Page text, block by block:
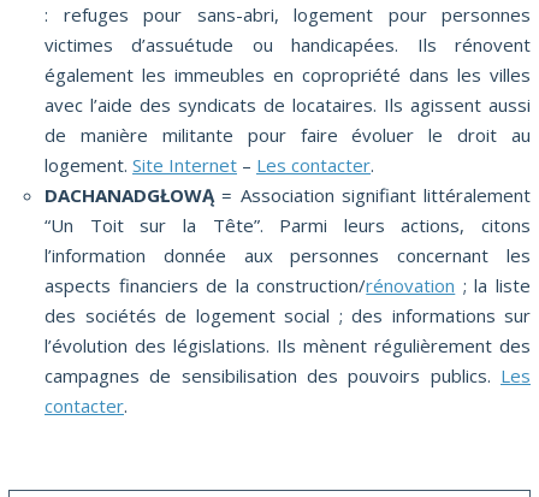
: refuges pour sans-abri, logement pour personnes
victimes d’assuétude ou handicapées. Ils rénovent
également les immeubles en copropriété dans les villes
avec l’aide des syndicats de locataires. Ils agissent aussi
de manière militante pour faire évoluer le droit au
logement. Site Internet – Les contacter.
DACHANADGŁOWĄ = Association signifiant littéralement
“Un Toit sur la Tête”. Parmi leurs actions, citons
l’information donnée aux personnes concernant les
aspects financiers de la construction/rénovation ; la liste
des sociétés de logement social ; des informations sur
l’évolution des législations. Ils mènent régulièrement des
campagnes de sensibilisation des pouvoirs publics. Les
contacter.